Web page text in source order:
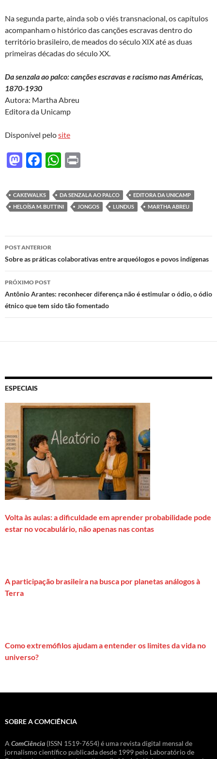
Na segunda parte, ainda sob o viés transnacional, os capítulos
acompanham o histórico das canções escravas dentro do
território brasileiro, de meados do século XIX até as duas
primeiras décadas do século XX.
Da senzala ao palco: canções escravas e racismo nas Américas,
1870-1930
Autora: Martha Abreu
Editora da Unicamp
Disponível pelosite
M
to
d
n
F
e
b
o
k
W
at
s
p
p
nt
CAKEWALKS DA SENZALA AO PALCO
EDITORA DA UNICAMP
HELOÍSA M. BUTTINI
JONGOS LUNDUS MARTHA ABREU
Navegação
de
posts
POST ANTERIOR
Sobre as práticas colaborativas entre arqueólogos e povos indígenas
PRÓXIMO POST
Antônio Arantes: reconhecer diferença não é estimular o ódio, o ódio
étnico que tem sido tão fomentado
ESPECIAIS
Volta às aulas: a dificuldade em aprender probabilidade pode
estar no vocabulário, não apenas nas contas
A participação brasileira na busca por planetas análogos à
Terra
Como extremófilos ajudam a entender os limites da vida no
universo?
SOBRE A COMCIÊNCIA
A ComCiência (ISSN 1519-7654) é uma revista digital mensal de
jornalismo científico publicada desde 1999 pelo Laboratório de